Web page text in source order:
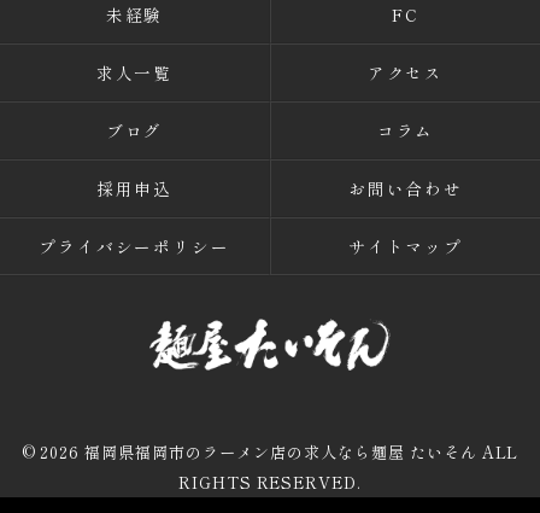
未経験 FC
求人一覧 アクセス
ブログ コラム
採用申込 お問い合わせ
プライバシーポリシー サイトマップ
© 2026 福岡県福岡市のラーメン店の求人なら麺屋 たいそん ALL
RIGHTS RESERVED.